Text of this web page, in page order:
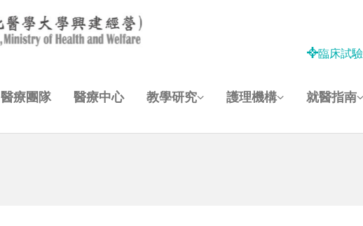
臨床試
醫療團隊 醫療中心 教學研究 護理機構 就醫指南